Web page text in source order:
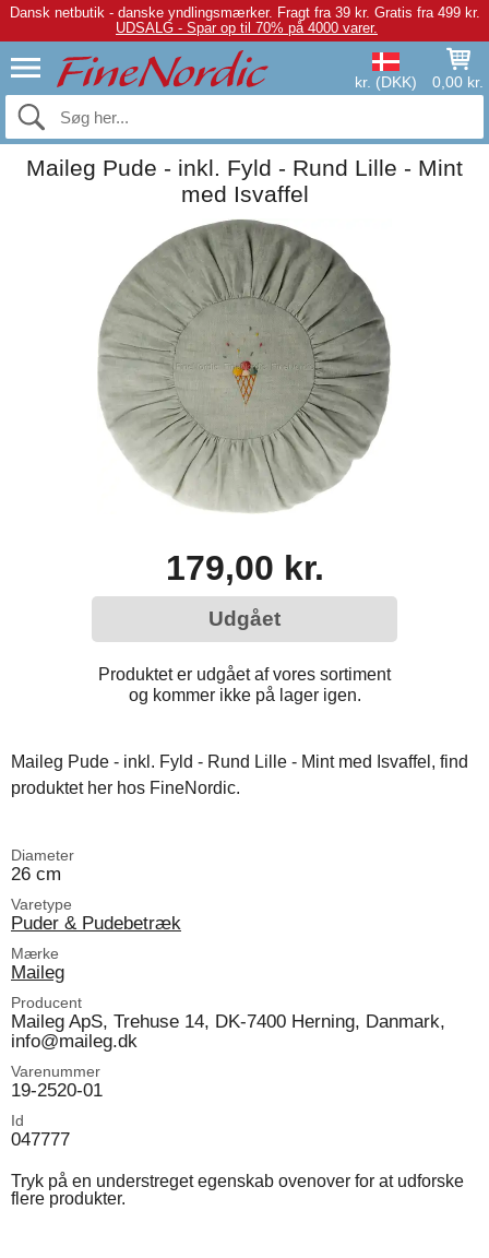
Dansk netbutik - danske yndlingsmærker. Fragt fra 39 kr. Gratis fra 499 kr.
UDSALG - Spar op til 70% på 4000 varer.
kr. (DKK) 0,00 kr.
Maileg Pude - inkl. Fyld - Rund Lille - Mint
med Isvaffel
179,00 kr.
Udgået
Produktet er udgået af vores sortiment
og kommer ikke på lager igen.
Maileg Pude - inkl. Fyld - Rund Lille - Mint med Isvaffel, find
produktet her hos FineNordic.
Diameter
26 cm
Varetype
Puder & Pudebetræk
Mærke
Maileg
Producent
Maileg ApS, Trehuse 14, DK-7400 Herning, Danmark,
info@maileg.dk
Varenummer
19-2520-01
Id
047777
Tryk på en understreget egenskab ovenover for at udforske
flere produkter.